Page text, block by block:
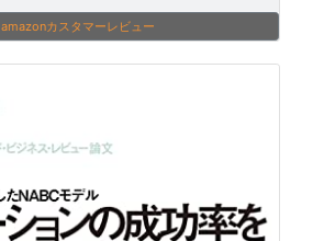
amazonカスタマーレビュー